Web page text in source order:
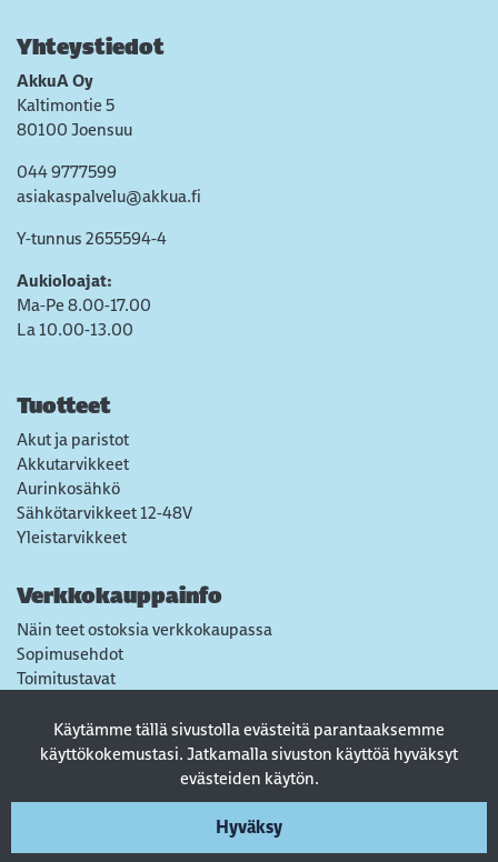
Käytämme tällä sivustolla evästeitä parantaaksemme
käyttökokemustasi. Jatkamalla sivuston käyttöä hyväksyt
evästeiden käytön.
Hyväksy
Yhteystiedot
AkkuA Oy
Kaltimontie 5
80100 Joensuu
044 9777599
asiakaspalvelu@akkua.fi
Y-tunnus 2655594-4
Aukioloajat:
Ma-Pe 8.00-17.00
La 10.00-13.00
Tuotteet
Akut ja paristot
Akkutarvikkeet
Aurinkosähkö
Sähkötarvikkeet 12-48V
Yleistarvikkeet
Verkkokauppainfo
Näin teet ostoksia verkkokaupassa
Sopimusehdot
Toimitustavat
Tietosuojaseloste
Usein kysytyt kysymykset
Seuraa sosiaalisessa mediassa